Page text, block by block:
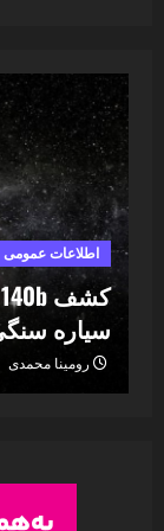
اطلاعات عمومی
سیاره
رومینا محمدی